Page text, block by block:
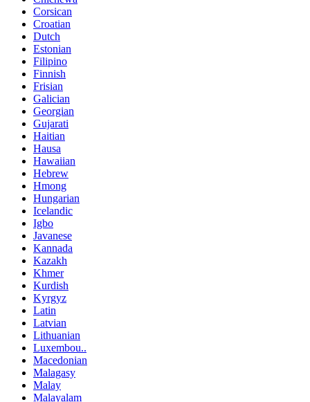
Corsican
Croatian
Dutch
Estonian
Filipino
Finnish
Frisian
Galician
Georgian
Gujarati
Haitian
Hausa
Hawaiian
Hebrew
Hmong
Hungarian
Icelandic
Igbo
Javanese
Kannada
Kazakh
Khmer
Kurdish
Kyrgyz
Latin
Latvian
Lithuanian
Luxembou..
Macedonian
Malagasy
Malay
Malayalam